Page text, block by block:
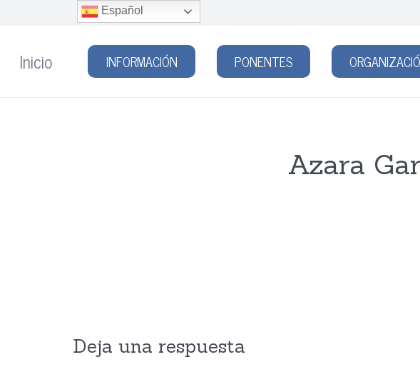
Inicio INFORMACIÓN PONENTES
Azara
Deja una respuesta
Español